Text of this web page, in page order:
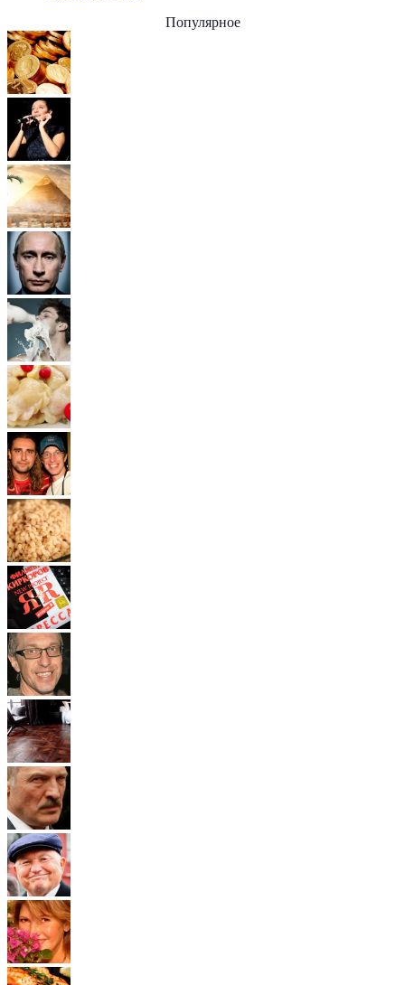
Популярное